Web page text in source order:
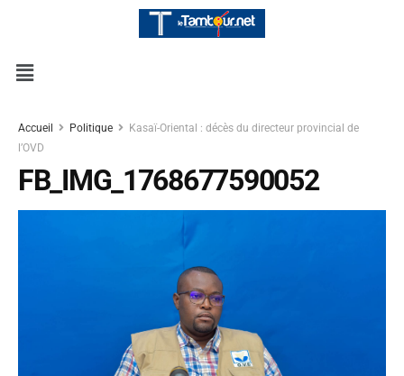
Accueil Politique
Kasaï-Oriental : décès du directeur provincial de
l’OVD
FB_IMG_1768677590052